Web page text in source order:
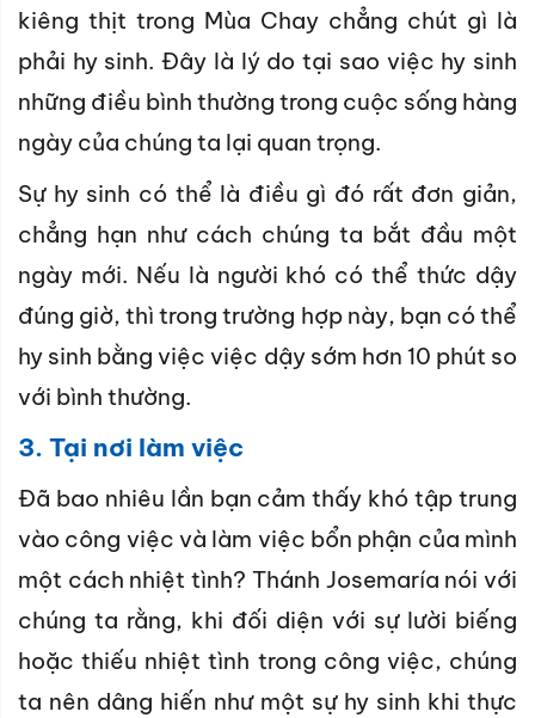
kiêng thịt trong Mùa Chay chẳng chút gì là
phải hy sinh. Đây là lý do tại sao việc hy sinh
những điều bình thường trong cuộc sống hàng
ngày của chúng ta lại quan trọng.
Sự hy sinh có thể là điều gì đó rất đơn giản,
chẳng hạn như cách chúng ta bắt đầu một
ngày mới. Nếu là người khó có thể thức dậy
đúng giờ, thì trong trường hợp này, bạn có thể
hy sinh bằng việc việc dậy sớm hơn 10 phút so
với bình thường.
3. Tại nơi làm việc
Đã bao nhiêu lần bạn cảm thấy khó tập trung
vào công việc và làm việc bổn phận của mình
một cách nhiệt tình? Thánh Josemaría nói với
chúng ta rằng, khi đối diện với sự lười biếng
hoặc thiếu nhiệt tình trong công việc, chúng
ta nên dâng hiến như một sự hy sinh khi thực